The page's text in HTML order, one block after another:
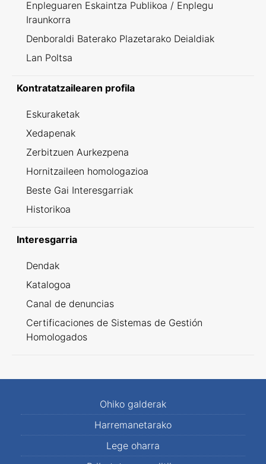
Enpleguaren Eskaintza Publikoa / Enplegu
Iraunkorra
Denboraldi Baterako Plazetarako Deialdiak
Lan Poltsa
Kontratatzailearen profila
Eskuraketak
Xedapenak
Zerbitzuen Aurkezpena
Hornitzaileen homologazioa
Beste Gai Interesgarriak
Historikoa
Interesgarria
Dendak
Katalogoa
Canal de denuncias
Certificaciones de Sistemas de Gestión
Homologados
Ohiko galderak
Harremanetarako
Lege oharra